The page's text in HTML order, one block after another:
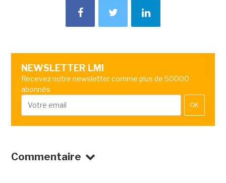
NEWSLETTER LMI
Recevez notre newsletter comme plus de 50000
abonnés
OK
Commentaire